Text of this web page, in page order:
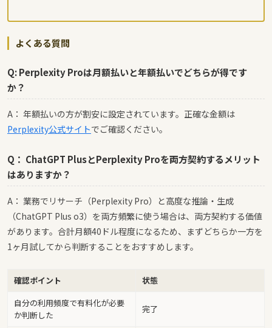
よくある質問
Q: Perplexity Proは月額払いと年額払いでどちらが得です
か？
A： 年額払いの方が割安に設定されています。正確な金額は
Perplexity公式サイトでご確認ください。
Q： ChatGPT PlusとPerplexity Proを両方契約するメリット
はありますか？
A： 業務でリサーチ（Perplexity Pro）と高度な推論・生成
（ChatGPT Plus o3）を両方頻繁に使う場合は、両方契約する価値
があります。合計月額40ドル程度になるため、まずどちらか一方を
1ヶ月試してから判断することをおすすめします。
確認ポイント
状態
自分の利用頻度で有料化が必要
か判断した
完了